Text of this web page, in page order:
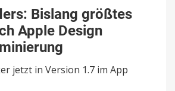
Outsiders:
Bislang
größtes
Update
nach
Apple
Design
Bislang größtes
Apple Design
jetzt in Version 1.7 im App